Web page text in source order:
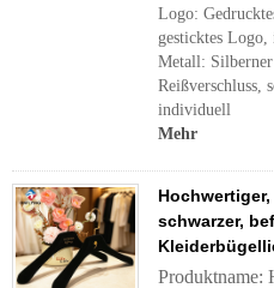
Logo:
gesticktes
Metall: Silberner
Reißverschluss,
individuell
Mehr
schwarzer,
Produktname: